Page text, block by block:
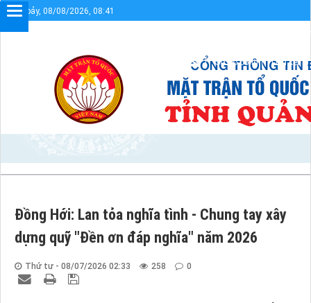
Thứ bảy, 08/08/2026, 08:41
Chào mừng bạn đến với Cổng thông tin điện tử
Sơ đồ cổng Liên kết
Đồng Hới: Lan tỏa nghĩa tình - Chung tay xây
dựng quỹ "Đền ơn đáp nghĩa" năm 2026
Thứ tư - 08/07/2026 02:33 258 0